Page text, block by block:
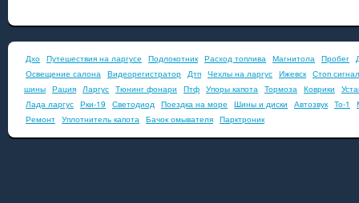
Дхо Путешествия на ларгусе Подлокотник Расход топлива Магнитола Пробег
Освещение салона Видеорегистратор Дтп Чехлы на ларгус Ижевск Стоп сигнал
шины Рация Ларгус Тюнинг фонари Птф Упоры капота Тормоза Коврики
Лада ларгус Рки-19 Светодиод Поездка на море Шины и диски Автозвук То-1
Ремонт Уплотнитель капота Бачок омывателя Парктроник